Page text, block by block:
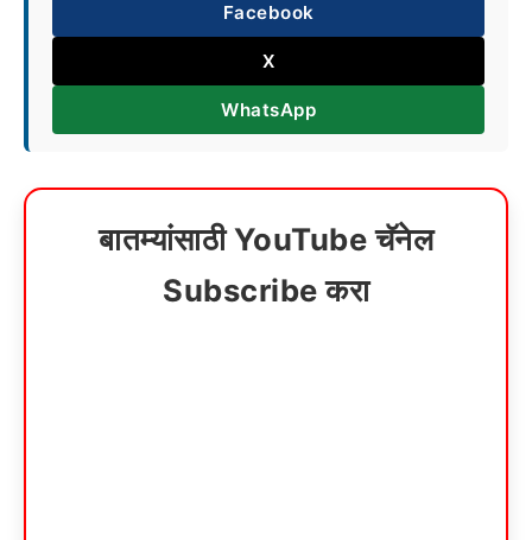
Facebook
X
WhatsApp
बातम्यांसाठी YouTube चॅनेल
Subscribe करा